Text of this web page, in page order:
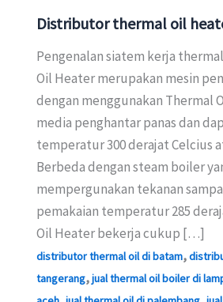
Distributor thermal oil
Pengenalan siatem kerja
Oil Heater merupakan mesin
dengan menggunakan Thermal
media penghantar panas dan
temperatur 300 derajat Celcius
Berbeda dengan steam boiler
mempergunakan tekanan
pemakaian temperatur 285
Oil Heater bekerja cukup […]
distributor thermal oil di batam,
tangerang,jual thermal oil boiler di